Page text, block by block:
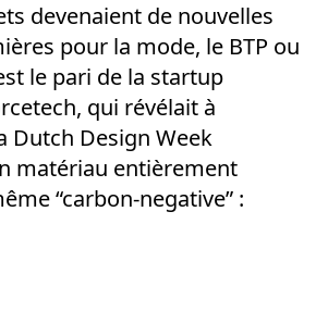
devenaient de nouvelles
pour la mode, le BTP ou
le pari de la startup
qui révélait à
Dutch Design Week
matériau entièrement
“carbon-negative” :